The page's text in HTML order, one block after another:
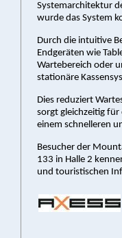
Systemarchitektur
wurde das System
Durch die intuitive
Endgeräten wie
Wartebereich oder
stationäre
Dies reduziert
sorgt gleichzeitig
einem schnelleren
Besucher der
133 in Halle 2
und touristischen